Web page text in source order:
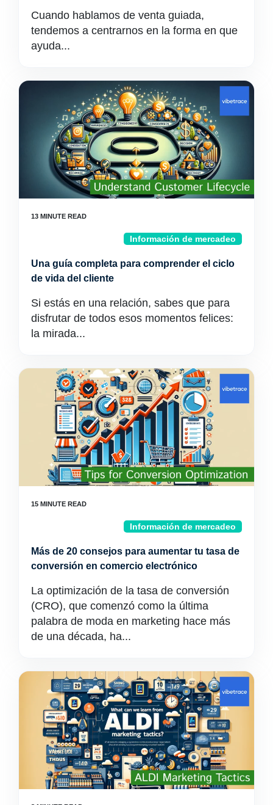
Cuando hablamos de venta guiada,
tendemos a centrarnos en la forma en que
ayuda...
Información de mercadeo
Una guía completa para comprender el ciclo
de vida del cliente
Si estás en una relación, sabes que para
disfrutar de todos esos momentos felices:
la mirada...
Información de mercadeo
Más de 20 consejos para aumentar tu tasa de
conversión en comercio electrónico
La optimización de la tasa de conversión
(CRO), que comenzó como la última
palabra de moda en marketing hace más
de una década, ha...